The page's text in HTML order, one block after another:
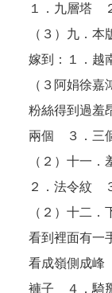
１．九層塔
（３）九．
嫁到：１．
（３ 阿娟徐嘉
粉絲得到過羞
兩個 ３．三
（ ２ ）十一．
２．法令紋
（２）十二
看到裡面有一
看成嶺側成峰
褲子 ４．騎